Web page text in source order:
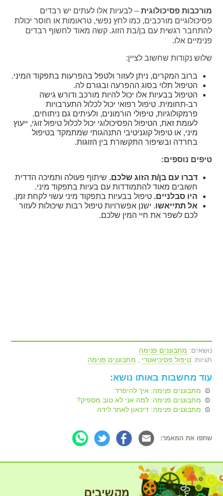
מורכבות פסיכולוגית – לבעיות אלו לעתים יש רבדים
פסיכולוגיים מורכבים, כמו לחץ נפשי, טראומות או חוסר יכולת
להתחבר רגשית עם בן/בת הזוג. קשה מאוד לחשוף רבדים
פנימיים אלו.
שלוש נקודות שחשוב לציין:
ברוב המקרים, ניתן לעזור ולטפל בהפרעות בתפקוד המיני.
הטיפול תלוי בסוג ההפרעה ובגורם לה.
הטיפול בבעיות אלו יכול להיות מורכב ודורש גישה
רב-תחומית. טיפול רפואי יכול לכלול התערבויות
פרמקולוגיות, טיפולי הורמונים, ולעיתים גם ניתוחים.
לעומת זאת, הטיפול הפסיכולוגי יכול לכלול טיפול זוגי, ייעוץ
מיני, או טיפול קוגניטיבי התנהגותי שמתמקד בטיפול
בחרדה ובשיפור התקשורת בין הזוגות.
טיפים נוספים:
דברו עם בן/ת הזוג שלכם. שיתוף פעולה ותמיכה הדדית
חשובים מאוד להתמודדות עם בעיות בתפקוד מיני.
היו סבלניים. טיפול בבעיות בתפקוד מיני עשוי לקחת זמן.
אל תתייאשו. ישנן אפשרויות טיפול רבות שיכולות לעזור
לכם לשפר את חיי המין שלכם.
נושאים: מתבוננים פנימה
תגיות:טיפול פסיכיאטרי מתבוננים פנימה
עוד מחשבות באותו נושא:
מתבוננים פנימה: איך להיפרד
מתבוננים פנימה: למה אני לא טוב מספיק?
מתבוננים פנימה: דיכאון לאחר לידה
שתפו את המאמר: